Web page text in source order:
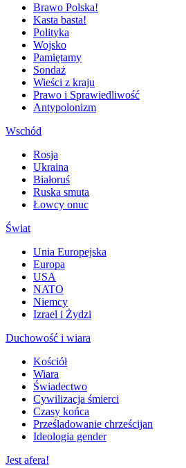
Brawo Polska!
Kasta basta!
Polityka
Wojsko
Pamiętamy
Sondaż
Wieści z kraju
Prawo i Sprawiedliwość
Antypolonizm
Wschód
Rosja
Ukraina
Białoruś
Ruska smuta
Łowcy onuc
Świat
Unia Europejska
Europa
USA
NATO
Niemcy
Izrael i Żydzi
Duchowość i wiara
Kościół
Wiara
Świadectwo
Cywilizacja śmierci
Czasy końca
Prześladowanie chrześcijan
Ideologia gender
Jest afera!